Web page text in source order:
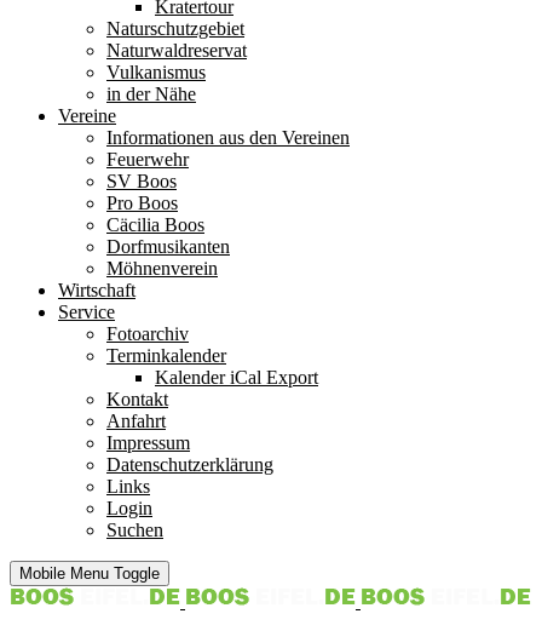
Kratertour
Naturschutzgebiet
Naturwaldreservat
Vulkanismus
in der Nähe
Vereine
Informationen aus den Vereinen
Feuerwehr
SV Boos
Pro Boos
Cäcilia Boos
Dorfmusikanten
Möhnenverein
Wirtschaft
Service
Fotoarchiv
Terminkalender
Kalender iCal Export
Kontakt
Anfahrt
Impressum
Datenschutzerklärung
Links
Login
Suchen
Mobile Menu Toggle